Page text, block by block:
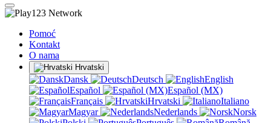
Pomoć
Kontakt
O nama
Hrvatski
Dansk Deutsch
English
Español
Español (MX)
Français
Hrvatski
Italiano
Magyar
Nederlands
Norsk